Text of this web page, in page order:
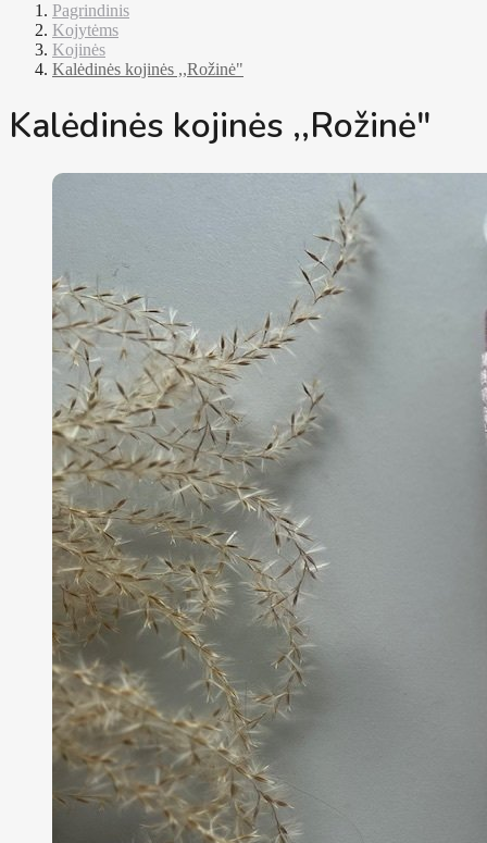
Pagrindinis
Kojytėms
Kojinės
Kalėdinės kojinės ,,Rožinė"
Kalėdinės kojinės ,,Rožinė"